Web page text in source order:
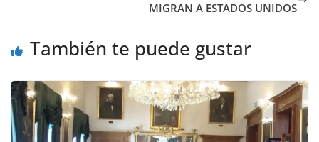
MIGRAN A ESTADOS UNIDOS
También te puede gustar